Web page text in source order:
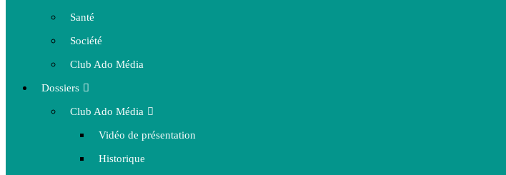
Santé
Société
Club Ado Média
Dossiers
Club Ado Média
Vidéo de présentation
Historique